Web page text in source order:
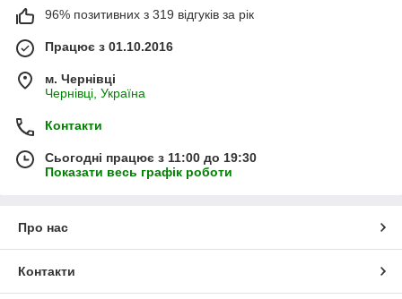
96% позитивних з 319 відгуків за рік
Працює з 01.10.2016
м. Чернівці
Чернівці, Україна
Контакти
Сьогодні працює з 11:00 до 19:30
Показати весь графік роботи
Про нас
Контакти